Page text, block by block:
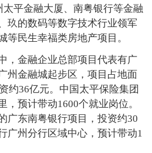
平金融大厦、南粤银行等金融
玖的数码等数字技术行业领军
等民生幸福类房地产项目。
，金融企业总部项目代表有广
州金融城起步区，项目占地面
约36亿元。中国太平保险集团
，预计带动1600个就业岗位。
广东南粤银行项目，投资约30
广州分行区域中心，预计带动1